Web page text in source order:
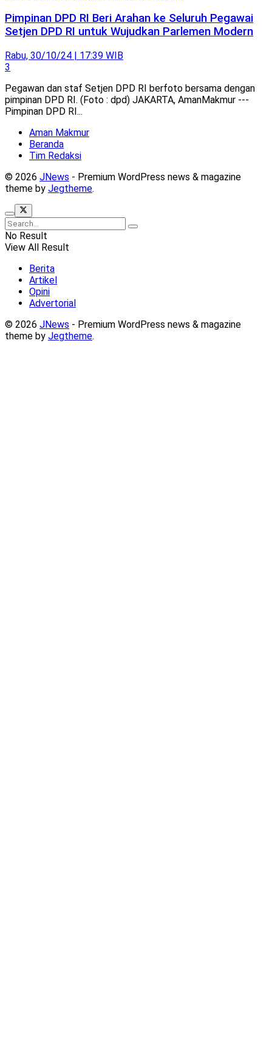
Pimpinan DPD RI Beri Arahan ke Seluruh Pegawai
Setjen DPD RI untuk Wujudkan Parlemen Modern
Rabu, 30/10/24 | 17:39 WIB
3
Pegawan dan staf Setjen DPD RI berfoto bersama dengan
pimpinan DPD RI. (Foto : dpd) JAKARTA, AmanMakmur ---
Pimpinan DPD RI...
Aman Makmur
Beranda
Tim Redaksi
© 2026 JNews - Premium WordPress news & magazine
theme by Jegtheme.
No Result
View All Result
Berita
Artikel
Opini
Advertorial
© 2026 JNews - Premium WordPress news & magazine
theme by Jegtheme.